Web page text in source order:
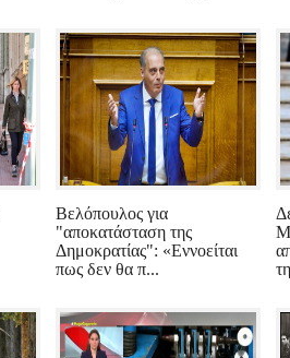
Βελόπουλος για
"αποκατάσταση της
Δημοκρατίας": «Εννοείται
πως δεν θα π...